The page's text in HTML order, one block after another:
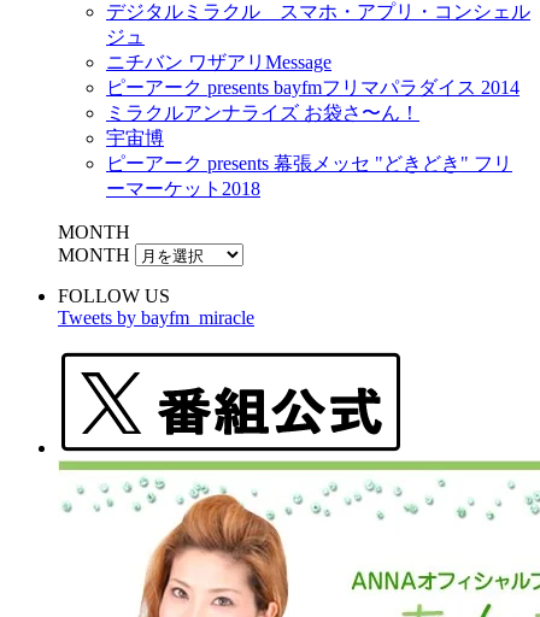
デジタルミラクル スマホ・アプリ・コンシェル
ジュ
ニチバン ワザアリMessage
ピーアーク presents bayfmフリマパラダイス 2014
ミラクルアンナライズ お袋さ〜ん！
宇宙博
ピーアーク presents 幕張メッセ "どきどき" フリ
ーマーケット2018
MONTH
MONTH
FOLLOW US
Tweets by bayfm_miracle